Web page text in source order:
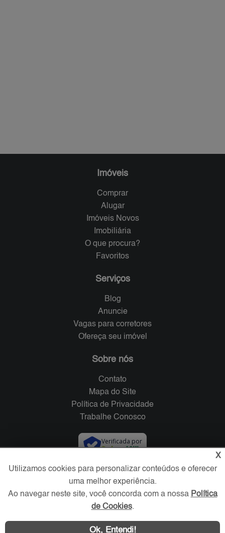
Imóveis
Comprar
Alugar
Imóveis Novos
Imobiliária
O que procura?
Favoritos
Serviços
Blog
Anuncie
Vagas para corretores
Ofereça seu imóvel
Sobre nós
Contato
Mapa do Site
Política de Privacidade
Trabalhe Conosco
Verificada por
Redes Sociais
X
Utilizamos cookies para personalizar conteúdos e oferecer
uma melhor experiência.
Ao navegar neste site, você concorda com a nossa Política
de Cookies.
Ok, Entendi!